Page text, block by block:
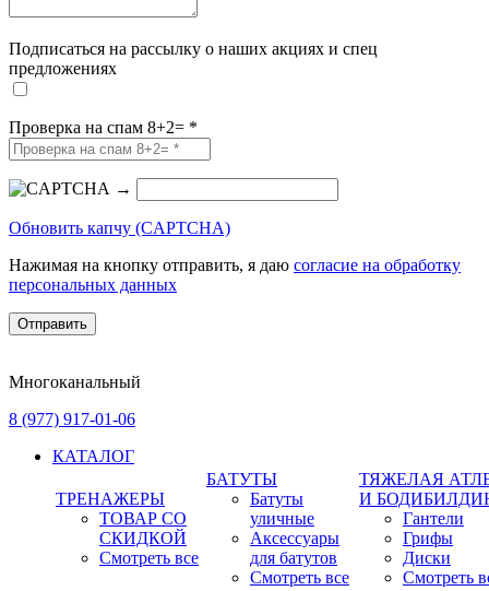
Подписаться на рассылку о наших акциях и спец
предложениях
Проверка на спам 8+2= *
→
Обновить капчу (CAPTCHA)
Нажимая на кнопку отправить, я даю согласие на обработку
персональных данных
Многоканальный
8 (977) 917-01-06
КАТАЛОГ
ТРЕНАЖЕРЫ
ТОВАР СО
СКИДКОЙ
Смотреть все
БАТУТЫ
Батуты
уличные
Аксессуары
для батутов
Смотреть все
ТЯЖЕЛАЯ
И
Гантели
Грифы
Диски
Смотреть